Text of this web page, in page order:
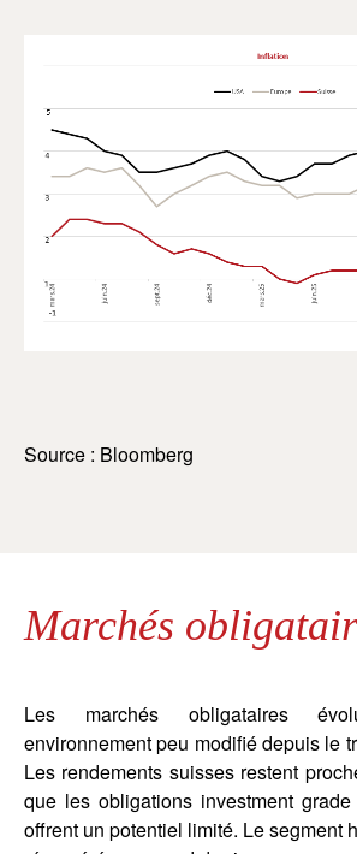
Source : Bloomberg
Marchés
Les marchés obligataires
environnement peu modifié depuis le
Les rendements suisses restent
que les obligations investment
offrent un potentiel limité. Le segment